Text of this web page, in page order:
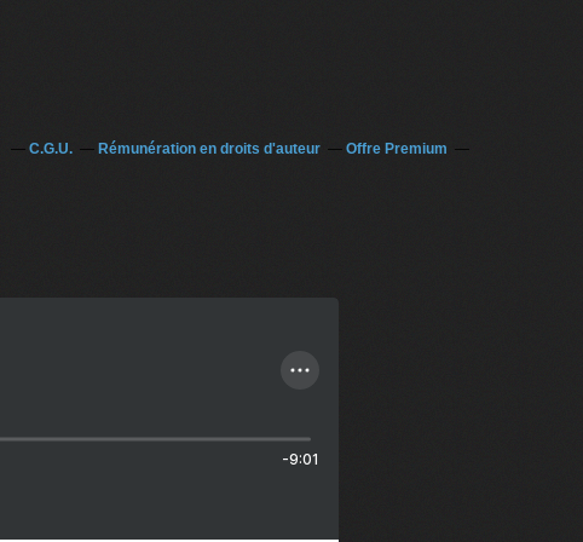
C.G.U. Rémunération en droits d'auteur
Offre Premium
-9:01